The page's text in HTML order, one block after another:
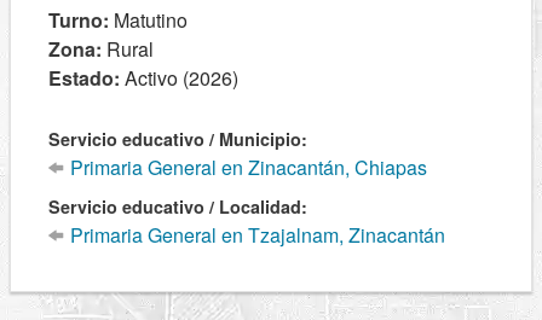
Turno: Matutino
Zona: Rural
Estado: Activo (2026)
Servicio educativo / Municipio:
Primaria General en Zinacantán, Chiapas
Servicio educativo / Localidad:
Primaria General en Tzajalnam, Zinacantán